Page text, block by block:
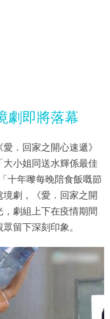
劇即將落幕
．回家之開心速遞》
小姐同送水輝係最佳
十年嚟每晚陪食飯嘅節
劇，《愛．回家之開
劇組上下在疫情期間
留下深刻印象。